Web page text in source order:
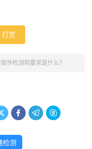
打赏
件检测和要求是什么？
  
检测